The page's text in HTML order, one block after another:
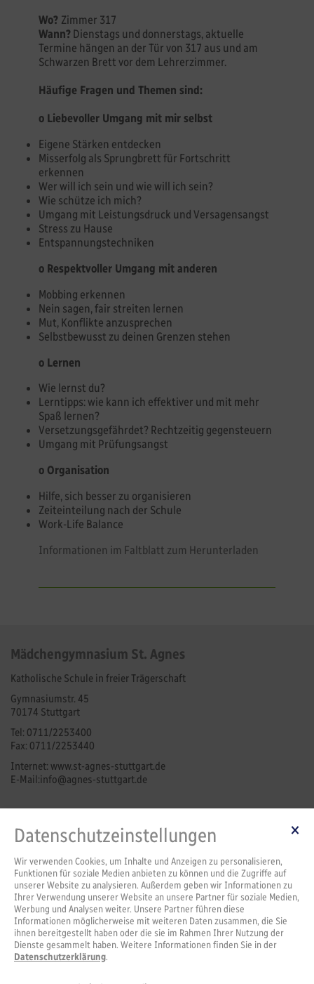
Wo? Zimmer 317
Wann? Dienstags und donnerstags, aktuelle
Termine hängen an der Tür von 317 aus und am
Schwarzen Brett vor dem Lehrerzimmer.
Häufige Fragen und Themen sind:
o Liebevoller Umgang mit mir selbst
Eigene Stärken entdecken
Misserfolg als Sprungbrett für Fortschritt
erkennen
Wer will ich sein und wie will ich sein?
Wie schütze ich mich?
Umgang mit Leistungsdruck und Versagensangst
Stress zu Hause
Entspannungstechniken
o Respektvoller Umgang mit anderen
Mobbing erkennen
Nein sagen, fair streiten lernen
Mut, Konflikte anzusprechen
Selbstbewusst zu deinen Grenzen stehen
o Lernen
Wie lernst du?
Lerntipps: wie kann ich effektiver und mit mehr
Spaß lernen?
Versetzungsgefährdet? Rechtzeitig gegensteuern
Umgang mit Prüfungsangst
o Organisation
Hilfe, sich besser zu organisieren
Zeiteinteilung nach der Schule
Work-Life Balance
Informationen im Faltblatt zum Herunterladen
Mädchengymnasium St. Agnes
Katholische Schule in freier Trägerschaft
Gymnasiumstr. 45
70174 Stuttgart
Tel: 0711/2253400
Fax: 0711/2253440
Internet: www.st-agnes-stuttgart.de
E-Mail:info@agnes-stuttgart.de
Schulleitung
Service
IServ-Lernplattform
Termine
Anmeldung
Agnesteria
Nachmittagsbetreuung
Datenschutzeinstellungen
Wir verwenden Cookies, um Inhalte und Anzeigen zu personalisieren,
Funktionen für soziale Medien anbieten zu können und die Zugriffe auf
unserer Website zu analysieren. Außerdem geben wir Informationen zu
Ihrer Verwendung unserer Website an unsere Partner für soziale Medien,
Werbung und Analysen weiter. Unsere Partner führen diese
Informationen möglicherweise mit weiteren Daten zusammen, die Sie
ihnen bereitgestellt haben oder die sie im Rahmen Ihrer Nutzung der
Dienste gesammelt haben. Weitere Informationen finden Sie in der
Datenschutzerklärung.